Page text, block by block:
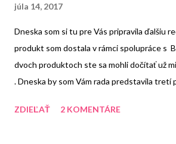
júla 14, 2017
Dneska som si tu pre Vás pripravila ďalšiu
produkt som dostala v rámci spolupráce s
dvoch produktoch ste sa mohli dočítať už
. Dneska by som Vám rada predstavila tretí
ma proste bavia. A v čom je napríklad
ZDIEĽAŤ 2 KOMENTÁRE